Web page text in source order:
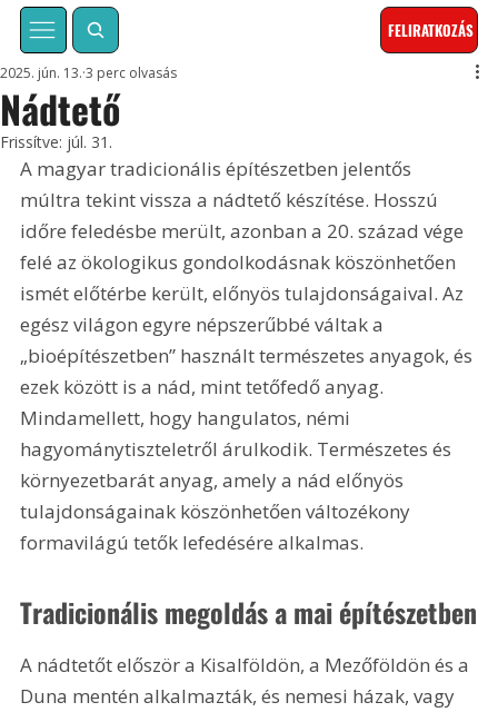
FELIRATKOZÁS
Nádtető
2025. jún. 13. 3 perc olvasás
Frissítve: júl. 31.
A magyar tradicionális építészetben jelentős
múltra tekint vissza a nádtető készítése. Hosszú
időre feledésbe merült, azonban a 20. század vége
felé az ökologikus gondolkodásnak köszönhetően
ismét előtérbe került, előnyös tulajdonságaival. Az
egész világon egyre népszerűbbé váltak a
„bioépítészetben” használt természetes anyagok, és
ezek között is a nád, mint tetőfedő anyag.
Mindamellett, hogy hangulatos, némi
hagyománytiszteletről árulkodik. Természetes és
környezetbarát anyag, amely a nád előnyös
tulajdonságainak köszönhetően változékony
formavilágú tetők lefedésére alkalmas.
Tradicionális megoldás a mai építészetben
A nádtetőt először a Kisalföldön, a Mezőföldön és a
Duna mentén alkalmazták, és nemesi házak, vagy